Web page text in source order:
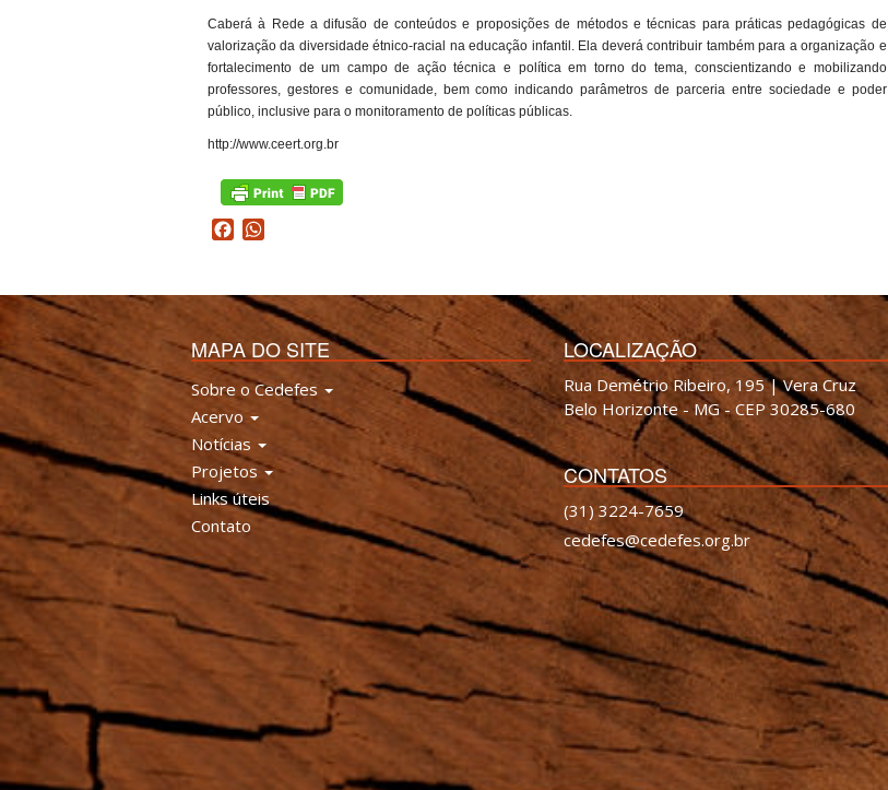
Caberá à Rede a difusão de conteúdos e proposições de métodos e técnicas para práticas pedagógicas de
valorização da diversidade étnico-racial na educação infantil. Ela deverá contribuir também para a organização e
fortalecimento de um campo de ação técnica e política em torno do tema, conscientizando e mobilizando
professores, gestores e comunidade, bem como indicando parâmetros de parceria entre sociedade e poder
público, inclusive para o monitoramento de políticas públicas.
http://www.ceert.org.br
Facebook
MAPA DO SITE
Sobre o Cedefes
Acervo
Notícias
Projetos
Links úteis
Contato
LOCALIZAÇÃO
Rua Demétrio Ribeiro, 195 | Vera Cruz
Belo Horizonte - MG - CEP 30285-680
CONTATOS
(31) 3224-7659
cedefes@cedefes.org.br